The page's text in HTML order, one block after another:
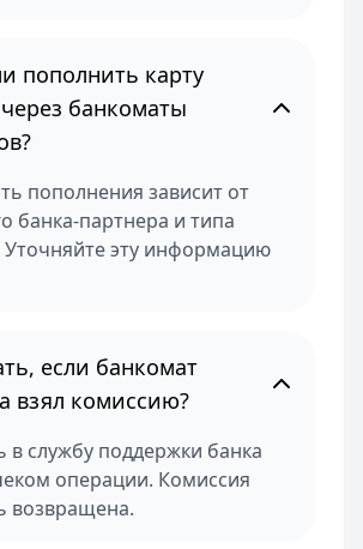
пополнить карту
банкоматы
пополнения зависит от
банка-партнера и типа
Уточняйте эту информацию
если банкомат
взял комиссию?
в службу поддержки банка
операции. Комиссия
возвращена.